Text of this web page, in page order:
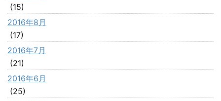
(15)
2016年8月
(17)
2016年7月
(21)
2016年6月
(25)